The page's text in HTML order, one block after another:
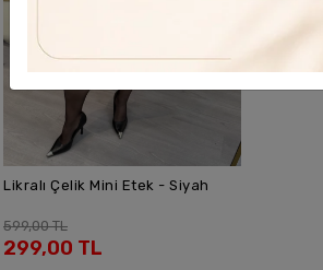
SEPETE EKLE
Likralı Çelik Mini Etek - Siyah
599,00 TL
299,00 TL